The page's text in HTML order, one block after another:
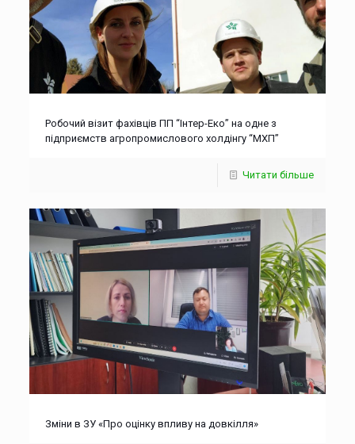
Робочий візит фахівців ПП “Інтер-Еко” на одне з
підприємств агропромислового холдінгу “МХП”
Читати більше
Зміни в ЗУ «Про оцінку впливу на довкілля»